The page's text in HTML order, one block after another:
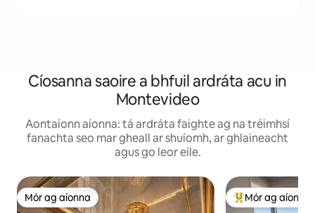
Cíosanna saoire a bhfuil ardráta acu in
Montevideo
Aontaíonn aíonna: tá ardráta faighte ag na tréimhsí
fanachta seo mar gheall ar shuíomh, ar ghlaineacht
agus go leor eile.
Mór ag aíonna
Mór ag aíonna An-mhór ag
Mór ag aíonna